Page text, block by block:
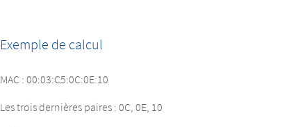
Exemple de calcul
MAC : 00:03:C5:0C:0E:10
Les trois dernières paires : 0C, 0E, 10